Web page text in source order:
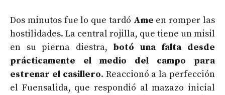
Dos minutos fue lo que tardó Ame en romper las
hostilidades. La central rojilla, que tiene un misil
en su pierna diestra, botó una falta desde
prácticamente el medio del campo para
estrenar el casillero. Reaccionó a la perfección
el Fuensalida, que respondió al mazazo inicial